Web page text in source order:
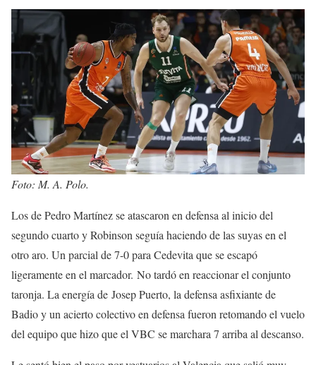
Foto: M. A. Polo.
Los de Pedro Martínez se atascaron en defensa al inicio del
segundo cuarto y Robinson seguía haciendo de las suyas en el
otro aro. Un parcial de 7-0 para Cedevita que se escapó
ligeramente en el marcador. No tardó en reaccionar el conjunto
taronja. La energía de Josep Puerto, la defensa asfixiante de
Badio y un acierto colectivo en defensa fueron retomando el vuelo
del equipo que hizo que el VBC se marchara 7 arriba al descanso.